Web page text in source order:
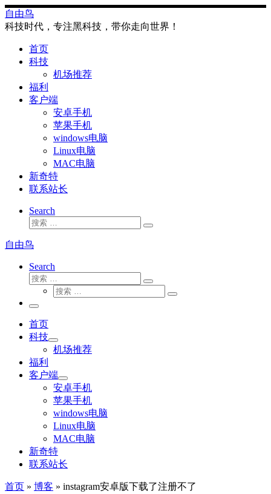
Skip
to
content
自由鸟
科技时代，专注黑科技，带你走向世界！
首页
科技
机场推荐
福利
客户端
安卓手机
苹果手机
windows电脑
Linux电脑
MAC电脑
新奇特
联系站长
Search
搜
搜
自由鸟
Search
搜
搜
索
搜
搜
主
菜
单
首页
科技
机场推荐
福利
客户端
安卓手机
苹果手机
windows电脑
Linux电脑
MAC电脑
新奇特
联系站长
首页 » 博客 » instagram安卓版下载了注册不了